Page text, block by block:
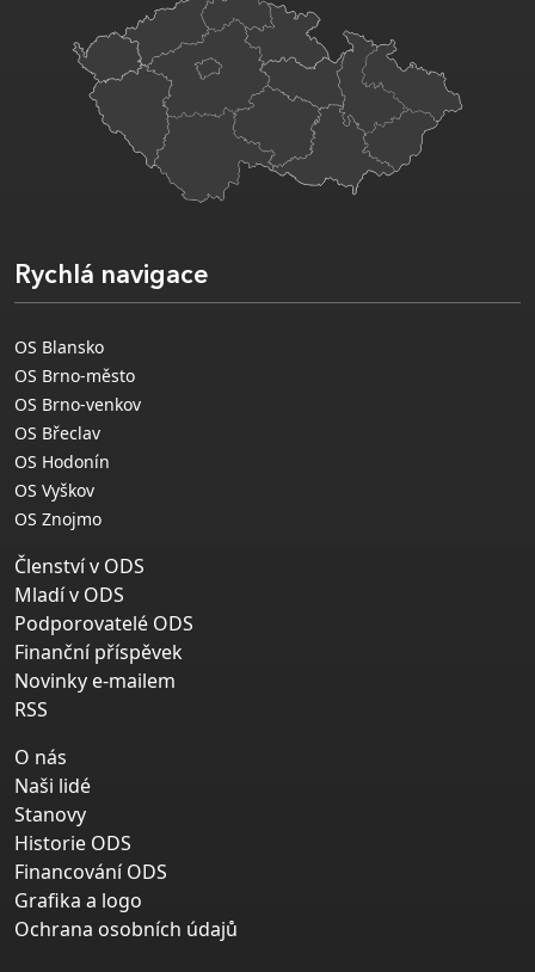
Rychlá navigace
OS Blansko
OS Brno-město
OS Brno-venkov
OS Břeclav
OS Hodonín
OS Vyškov
OS Znojmo
Členství v ODS
Mladí v ODS
Podporovatelé ODS
Finanční příspěvek
Novinky e-mailem
RSS
O nás
Naši lidé
Stanovy
Historie ODS
Financování ODS
Grafika a logo
Ochrana osobních údajů